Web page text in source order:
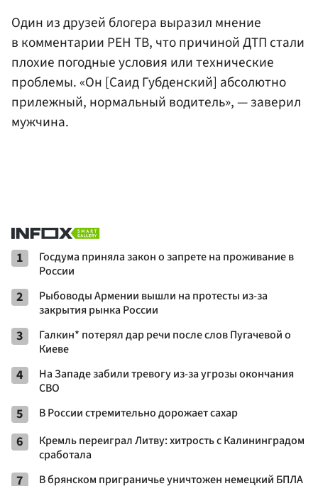
Один из друзей блогера выразил мнение
в комментарии РЕН ТВ, что причиной ДТП стали
плохие погодные условия или технические
проблемы. «Он [Саид Губденский] абсолютно
прилежный, нормальный водитель», — заверил
мужчина.
1
Госдума приняла закон о запрете на проживание в
России
2
Рыбоводы Армении вышли на протесты из-за
закрытия рынка России
3
Галкин* потерял дар речи после слов Пугачевой о
Киеве
4
На Западе забили тревогу из-за угрозы окончания
СВО
5 В России стремительно дорожает сахар
6
Кремль переиграл Литву: хитрость с Калининградом
сработала
7
В брянском приграничье уничтожен немецкий БПЛА